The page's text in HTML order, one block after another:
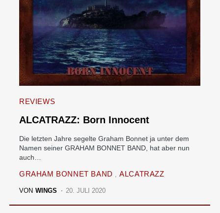
REVIEWS
ALCATRAZZ: Born Innocent
Die letzten Jahre segelte Graham Bonnet ja unter dem
Namen seiner GRAHAM BONNET BAND, hat aber nun
auch…
GRAHAM BONNET BAND ALCATRAZZ
VON WINGS 20. JULI 2020